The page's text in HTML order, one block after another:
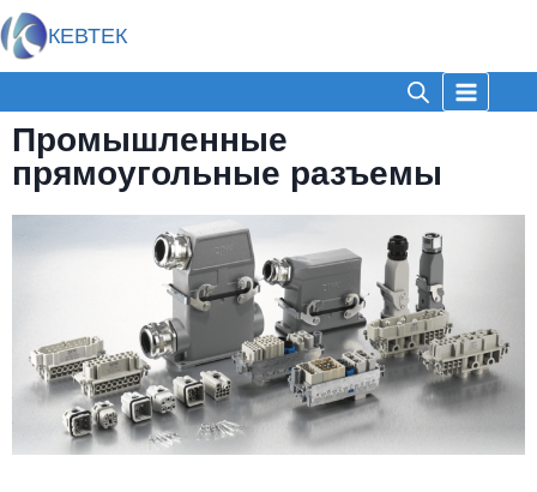
КЕВТЕК
Промышленные
прямоугольные разъемы